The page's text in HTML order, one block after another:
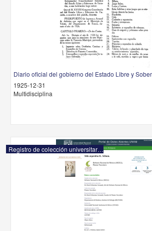
Diario oficial del gobierno del Estado Libre y
1925-12-31
Multidisciplina
Registro de colección universitaria